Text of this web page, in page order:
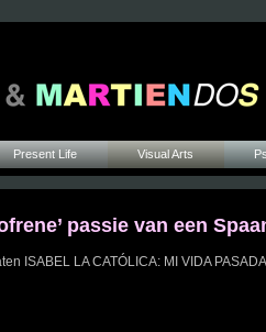
Present Life Visual Arts
passie van een
ISABEL LA CATÓLICA: MI VIDA